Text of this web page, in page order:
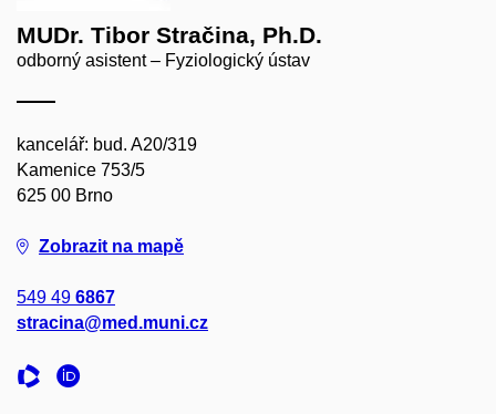
MUDr. Tibor Stračina, Ph.D.
odborný asistent – Fyziologický ústav
kancelář: bud. A20/319
Kamenice 753/5
625 00 Brno
Zobrazit na mapě
549 49 6867
stracina@med.muni.cz